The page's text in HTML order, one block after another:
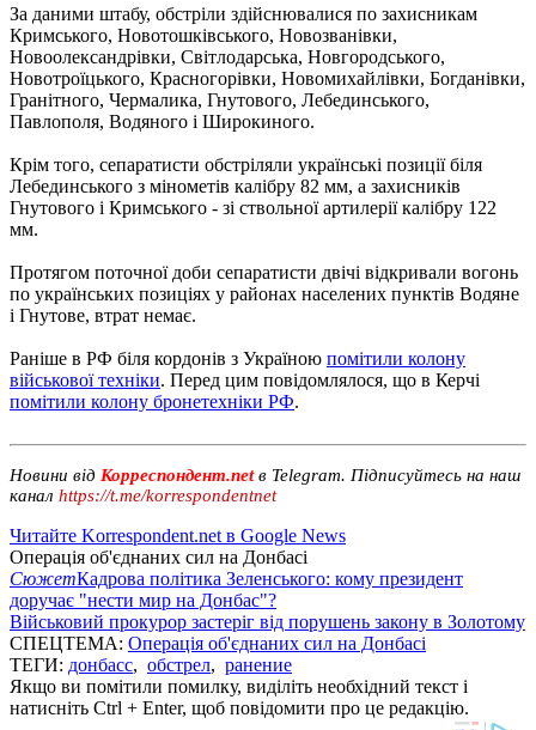
За даними штабу, обстріли здійснювалися по захисникам
Кримського, Новотошківського, Новозванівки,
Новоолександрівки, Світлодарська, Новгородського,
Новотроїцького, Красногорівки, Новомихайлівки, Богданівки,
Гранітного, Чермалика, Гнутового, Лебединського,
Павлополя, Водяного і Широкиного.
Крім того, сепаратисти обстріляли українські позиції біля
Лебединського з мінометів калібру 82 мм, а захисників
Гнутового і Кримського - зі ствольної артилерії калібру 122
мм.
Протягом поточної доби сепаратисти двічі відкривали вогонь
по українських позиціях у районах населених пунктів Водяне
і Гнутове, втрат немає.
Раніше в РФ біля кордонів з Україною помітили колону
військової техніки. Перед цим повідомлялося, що в Керчі
помітили колону бронетехніки РФ.
Новини від Корреспондент.netв Telegram. Підписуйтесь на наш
канал https://t.me/korrespondentnet
Читайте Korrespondent.net в Google News
Операція об'єднаних сил на Донбасі
СюжетКадрова політика Зеленського: кому президент
доручає "нести мир на Донбас"?
Військовий прокурор застеріг від порушень закону в Золотому
СПЕЦТЕМА: Операція об'єднаних сил на Донбасі
ТЕГИ: донбасс, обстрел, ранение
Якщо ви помітили помилку, виділіть необхідний текст і
натисніть Ctrl + Enter, щоб повідомити про це редакцію.